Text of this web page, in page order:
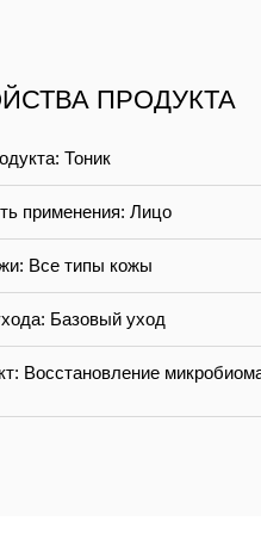
ПРОДУКТА
Тоник
применения: Лицо
Все типы кожы
Базовый уход
Восстановление